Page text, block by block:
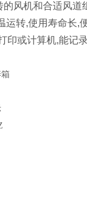
风机和合适风
运转,使用寿命长,
印或计算机,能记